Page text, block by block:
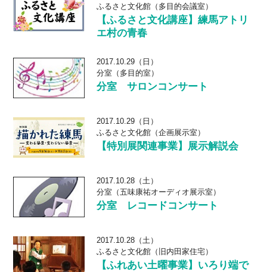
ふるさと文化館（多目的会議室）
【ふるさと文化講座】練馬アトリ
エ村の青春
2017.10.29（日）
分室（多目的室）
分室 サロンコンサート
2017.10.29（日）
ふるさと文化館（企画展示室）
【特別展関連事業】展示解説会
2017.10.28（土）
分室（五味康祐オーディオ展示室）
分室 レコードコンサート
2017.10.28（土）
ふるさと文化館（旧内田家住宅）
【ふれあい土曜事業】いろり端で